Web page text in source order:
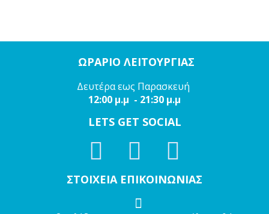
ΩΡΑΡΙΟ ΛΕΙΤΟΥΡΓΙΑΣ
Δευτέρα εως Παρασκευή
12:00 μ.μ - 21:30 μ.μ
LETS GET SOCIAL
ΣΤΟΙΧΕΙΑ ΕΠΙΚΟΙΝΩΝΙΑΣ